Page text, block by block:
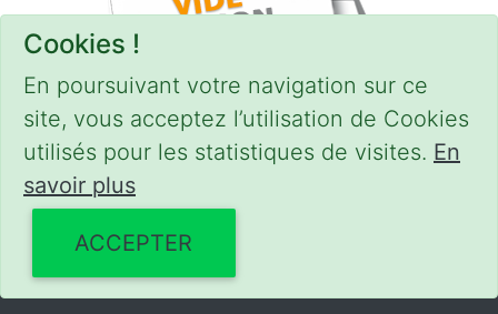
Cookies !
En poursuivant votre navigation sur ce
site, vous acceptez l’utilisation de Cookies
utilisés pour les statistiques de visites. En
savoir plus
ACCEPTER
CONDITIONS-
Powered by Euro Web Page